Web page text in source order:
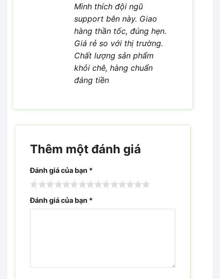
Mình thích đội ngũ
support bên này. Giao
hàng thần tốc, đúng hẹn.
Giá rẻ so với thị trường.
Chất lượng sản phẩm
khỏi chê, hàng chuẩn
đáng tiền
Thêm một đánh giá
Đánh giá của bạn *
Đánh giá của bạn *